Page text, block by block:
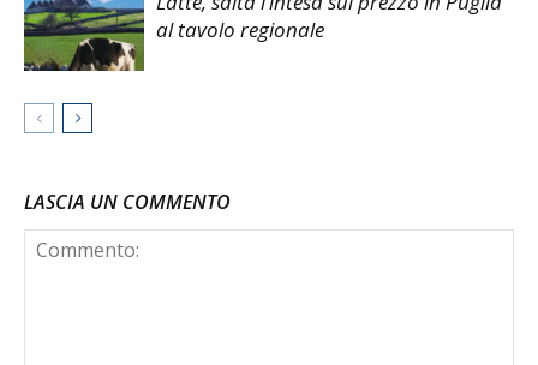
al tavolo regionale
LASCIA UN COMMENTO